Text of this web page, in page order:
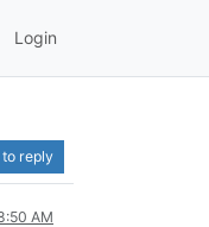
Login
to reply
AM